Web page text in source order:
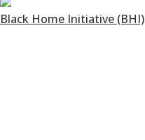
Black Home Initiative (BHI)